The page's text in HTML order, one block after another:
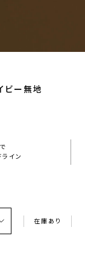
ビー無地
ライン
在庫あり